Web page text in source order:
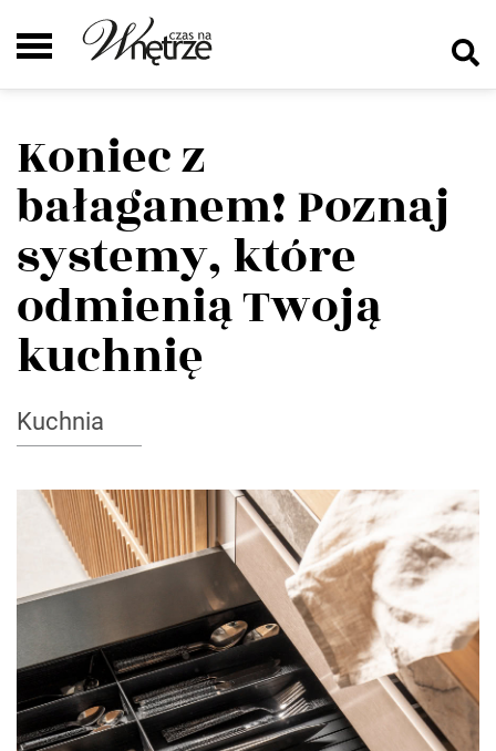
Koniec z
bałaganem! Poznaj
systemy, które
odmienią Twoją
kuchnię
Kuchnia